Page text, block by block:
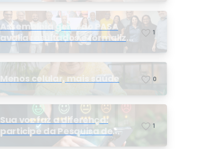
Assembleia geral do PASA
avalia resultados e formaliza
a eleição da nova conselheira
1
Menos celular, mais saúde 0
Sua voz faz a diferença:
participe da Pesquisa de
Satisfação 2026
1